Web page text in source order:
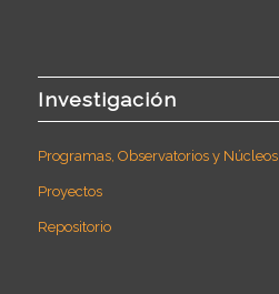
Investigación
Programas, Observatorios y Núcleos
Proyectos
Repositorio